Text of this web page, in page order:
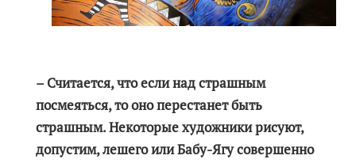
– Считается, что если над страшным
посмеяться, то оно перестанет быть
страшным. Некоторые художники рисуют,
допустим, лешего или Бабу-Ягу совершенно